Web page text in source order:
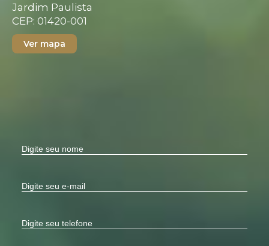
Jardim Paulista
CEP: 01420-001
Ver mapa